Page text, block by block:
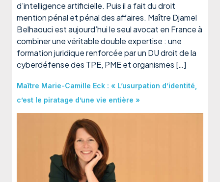
d’intelligence artificielle. Puis il a fait du droit
mention pénal et pénal des affaires. Maître Djamel
Belhaouci est aujourd’hui le seul avocat en France à
combiner une véritable double expertise : une
formation juridique renforcée par un DU droit de la
cyberdéfense des TPE, PME et organismes […]
Maître Marie-Camille Eck : « L’usurpation d’identité,
c’est le piratage d’une vie entière »